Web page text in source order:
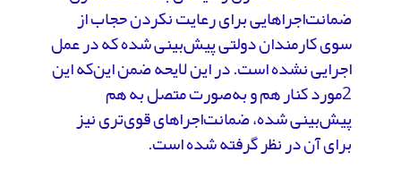
ضمانت‌اجراهایی برای رعایت نکردن حجاب از
سوی کارمندان دولتی پیش‌بینی شده که در عمل
اجرایی نشده است. در این لایحه ضمن این‌که این
2مورد کنار هم و به‌صورت متصل به هم
پیش‌بینی شده، ضمانت‌اجراهای قوی‌تری نیز
برای آن در نظر گرفته شده است.